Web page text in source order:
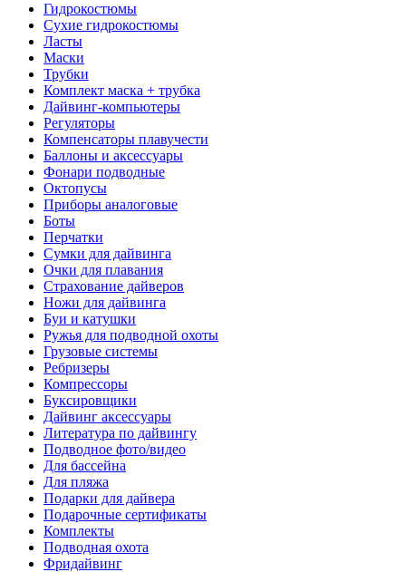
Гидрокостюмы
Сухие гидрокостюмы
Ласты
Маски
Трубки
Комплект маска + трубка
Дайвинг-компьютеры
Регуляторы
Компенсаторы плавучести
Баллоны и аксессуары
Фонари подводные
Октопусы
Приборы аналоговые
Боты
Перчатки
Сумки для дайвинга
Очки для плавания
Страхование дайверов
Ножи для дайвинга
Буи и катушки
Ружья для подводной охоты
Грузовые системы
Ребризеры
Компрессоры
Буксировщики
Дайвинг аксессуары
Литература по дайвингу
Подводное фото/видео
Для бассейна
Для пляжа
Подарки для дайвера
Подарочные сертификаты
Комплекты
Подводная охота
Фридайвинг